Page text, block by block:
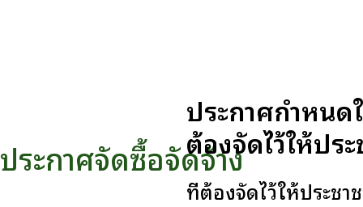
ประกาศจัดซื้อจัดจ้าง
ประกาศกำหนด
ต้องจัดไว้ให้ปร
ที่ต้องจัดไว้ให้ประช